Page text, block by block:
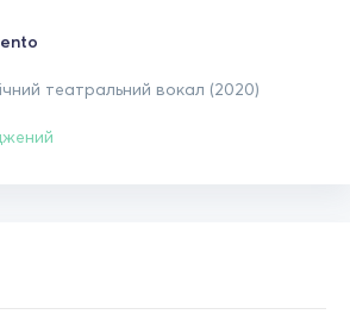
театральний вокал (2020)